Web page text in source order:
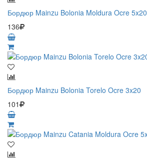
Бордюр Mainzu Bolonia Moldura Ocre 5x20
136
Бордюр Mainzu Bolonia Torelo Ocre 3x20
101